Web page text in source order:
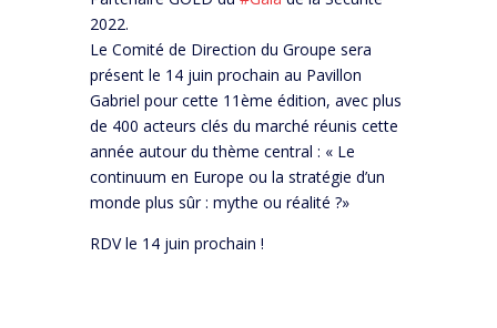
2022.
Le Comité de Direction du Groupe sera
présent le 14 juin prochain au Pavillon
Gabriel pour cette 11ème édition, avec plus
de 400 acteurs clés du marché réunis cette
année autour du thème central : « Le
continuum en Europe ou la stratégie d’un
monde plus sûr : mythe ou réalité ?»
RDV le 14 juin prochain !